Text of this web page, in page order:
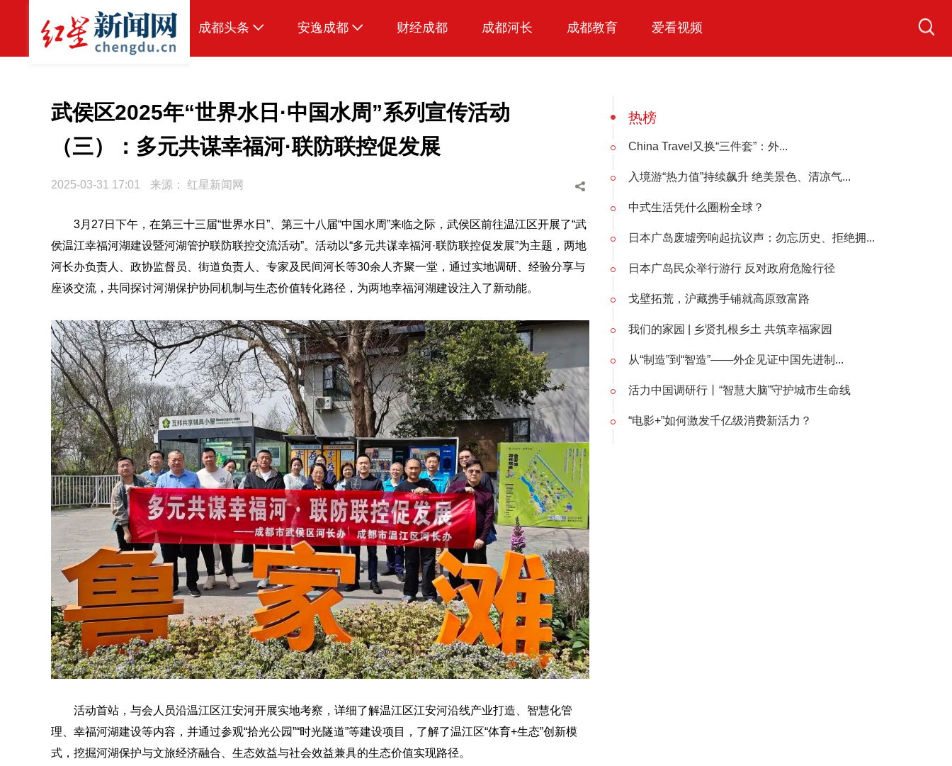
成都头条
本地
国内
热点专题
传真机
安逸成都
美食
品荐成都
财经成都 成都河长 成都教育 爱看视频
武侯区2025年“世界水日·中国水周”系列宣传活动
（三）：多元共谋幸福河·联防联控促发展
2025-03-31 17:01 来源： 红星新闻网
3月27日下午，在第三十三届“世界水日”、第三十八届“中国水周”来临之际，武侯区前往温江区开展了“武
侯温江幸福河湖建设暨河湖管护联防联控交流活动”。活动以“多元共谋幸福河·联防联控促发展”为主题，两地
河长办负责人、政协监督员、街道负责人、专家及民间河长等30余人齐聚一堂，通过实地调研、经验分享与
座谈交流，共同探讨河湖保护协同机制与生态价值转化路径，为两地幸福河湖建设注入了新动能。
活动首站，与会人员沿温江区江安河开展实地考察，详细了解温江区江安河沿线产业打造、智慧化管
理、幸福河湖建设等内容，并通过参观“拾光公园”“时光隧道”等建设项目，了解了温江区“体育+生态”创新模
式，挖掘河湖保护与文旅经济融合、生态效益与社会效益兼具的生态价值实现路径。
热榜
China Travel又换“三件套”：外...
入境游“热力值”持续飙升 绝美景色、清凉气...
中式生活凭什么圈粉全球？
日本广岛废墟旁响起抗议声：勿忘历史、拒绝拥...
日本广岛民众举行游行 反对政府危险行径
戈壁拓荒，沪藏携手铺就高原致富路
我们的家园 | 乡贤扎根乡土 共筑幸福家园
从“制造”到“智造”——外企见证中国先进制...
活力中国调研行丨“智慧大脑”守护城市生命线
“电影+”如何激发千亿级消费新活力？